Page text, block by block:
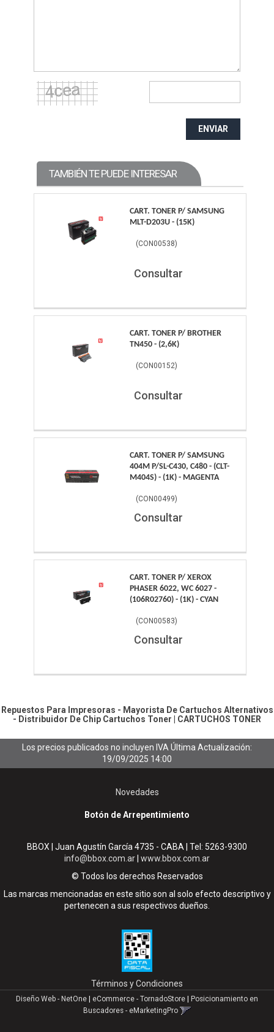
ENVIAR
TAMBIÉN TE PUEDE INTERESAR
CART. TONER P/ SAMSUNG
MLT-D203U - (15K)
(CON00538)
Consultar
CART. TONER P/ BROTHER
TN450 - (2,6K)
(CON00152)
Consultar
CART. TONER P/ SAMSUNG
404M P/SL-C430, C480 - (CLT-
M404S) - (1K) - MAGENTA
(CON00499)
Consultar
CART. TONER P/ XEROX
PHASER 6022, WC 6027 -
(106R02760) - (1K) - CYAN
(CON00583)
Consultar
Repuestos Para Impresoras - Mayorista De Cartuchos Alternativos
- Distribuidor De Chip Cartuchos Toner CARTUCHOS TONER
Los precios publicados no incluyen IVAÚltima Actualización:
19/09/2025 14:00
Novedades
Botón de Arrepentimiento
BBOX | Juan Agustín García 4735 - CABA | Tel: 5263-9300
info@bbox.com.ar www.bbox.com.ar
© Todos los derechos Reservados
Las marcas mencionadas en este sitio son al solo efecto descriptivo y
pertenecen a sus respectivos dueños.
Términos y Condiciones
Diseño Web - NetOne | eCommerce - TornadoStore | Posicionamiento en
Buscadores - eMarketingPro